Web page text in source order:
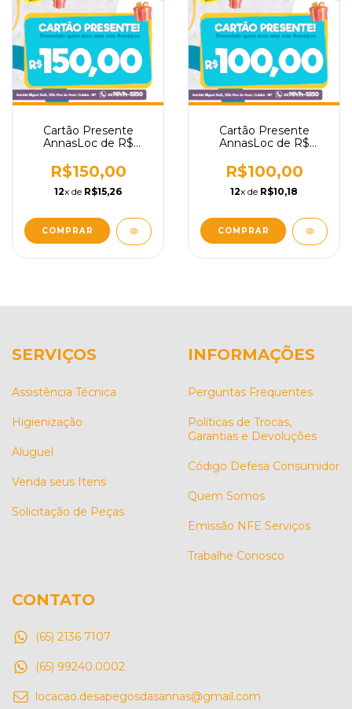
Cartão Presente
AnnasLoc de R$
R$150,00
12x de R$15,26
COMPRAR
Cartão Presente
AnnasLoc de R$
R$100,00
12x de R$10,18
COMPRAR
SERVIÇOS
Assistência Técnica
Higienização
Aluguel
Venda seus Itens
Solicitação de Peças
INFORMAÇÕES
Perguntas Frequentes
Políticas de Trocas,
Garantias e Devoluções
Código Defesa Consumidor
Quem Somos
Emissão NFE Serviços
Trabalhe Conosco
CONTATO
(65) 2136 7107
(65) 99240.0002
locacao.desapegosdasannas@gmail.com